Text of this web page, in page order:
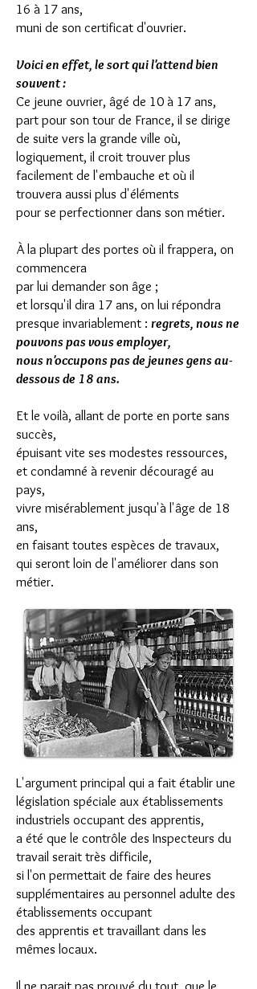
16 à 17 ans,
muni de son certificat d'ouvrier.
Voici en effet, le sort qui l'attend bien
souvent :
Ce jeune ouvrier, âgé de 10 à 17 ans,
part pour son tour de France, il se dirige
de suite vers la grande ville où,
logiquement, il croit trouver plus
facilement de l'embauche et où il
trouvera aussi plus d'éléments
pour se perfectionner dans son métier.
À la plupart des portes où il frappera, on
commencera
par lui demander son âge ;
et lorsqu'il dira 17 ans, on lui répondra
presque invariablement : regrets, nous ne
pouvons pas vous employer,
nous n'occupons pas de jeunes gens au-
dessous de 18 ans.
Et le voilà, allant de porte en porte sans
succès,
épuisant vite ses modestes ressources,
et condamné à revenir découragé au
pays,
vivre misérablement jusqu'à l'âge de 18
ans,
en faisant toutes espèces de travaux,
qui seront loin de l'améliorer dans son
métier.
L'argument principal qui a fait établir une
législation spéciale aux établissements
industriels occupant des apprentis,
a été que le contrôle des Inspecteurs du
travail serait très difficile,
si l'on permettait de faire des heures
supplémentaires au personnel adulte des
établissements occupant
des apprentis et travaillant dans les
mêmes locaux.
Il ne parait pas prouvé du tout, que le